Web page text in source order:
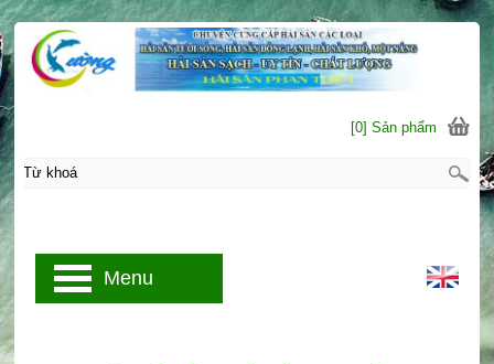
[0] Sản phẩm
Menu